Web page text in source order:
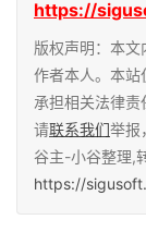
https://
版权声明：本
作者本人。本站
承担相关法律责
请联系我们举报
谷主-小谷整理,
https://